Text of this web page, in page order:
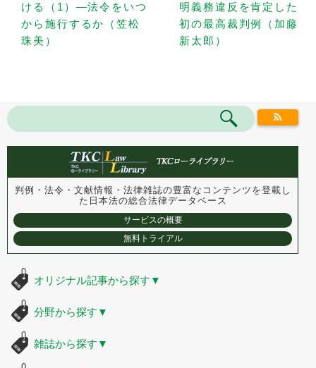
ける（1）—法令をいつ
から施行するか（笠松
珠美）
明義務違反を肯定した
初の最高裁判例（加藤
新太郎）
判例・法令・文献情報・法律雑誌の豊富なコンテンツを登載し
た 日本法の総合法律データベース
サービスの概要
無料トライアル
オリジナル記事から探す ▼
分野から探す ▼
雑誌から探す ▼